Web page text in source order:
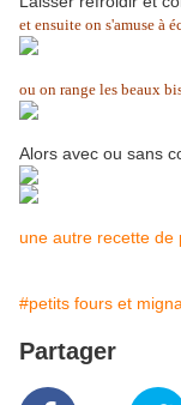
et ensuite on s'amuse à
ou on range les beaux
Alors avec ou sans
une autre recette de
#petits fours et
Partager